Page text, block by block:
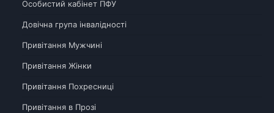
Особистий кабінет ПФУ
Довічна група інвалідності
Привітання Мужчині
Привітання Жінки
Привітання Похресниці
Привітання в Прозі